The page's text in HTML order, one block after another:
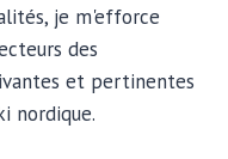
je m'efforce
des
et pertinentes
nordique.